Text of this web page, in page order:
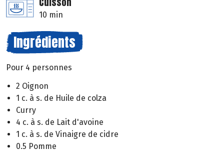
10 min
Ingrédients
Pour 4 personnes
2 Oignon
1 c. à s. de Huile de colza
Curry
4 c. à s. de Lait d'avoine
1 c. à s. de Vinaigre de cidre
0.5 Pomme